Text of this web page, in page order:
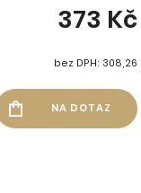
373 Kč
bez DPH: 308,26